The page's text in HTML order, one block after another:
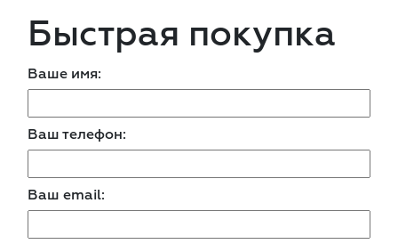
Быстрая покупка
Ваше имя:
Ваш телефон:
Ваш email: